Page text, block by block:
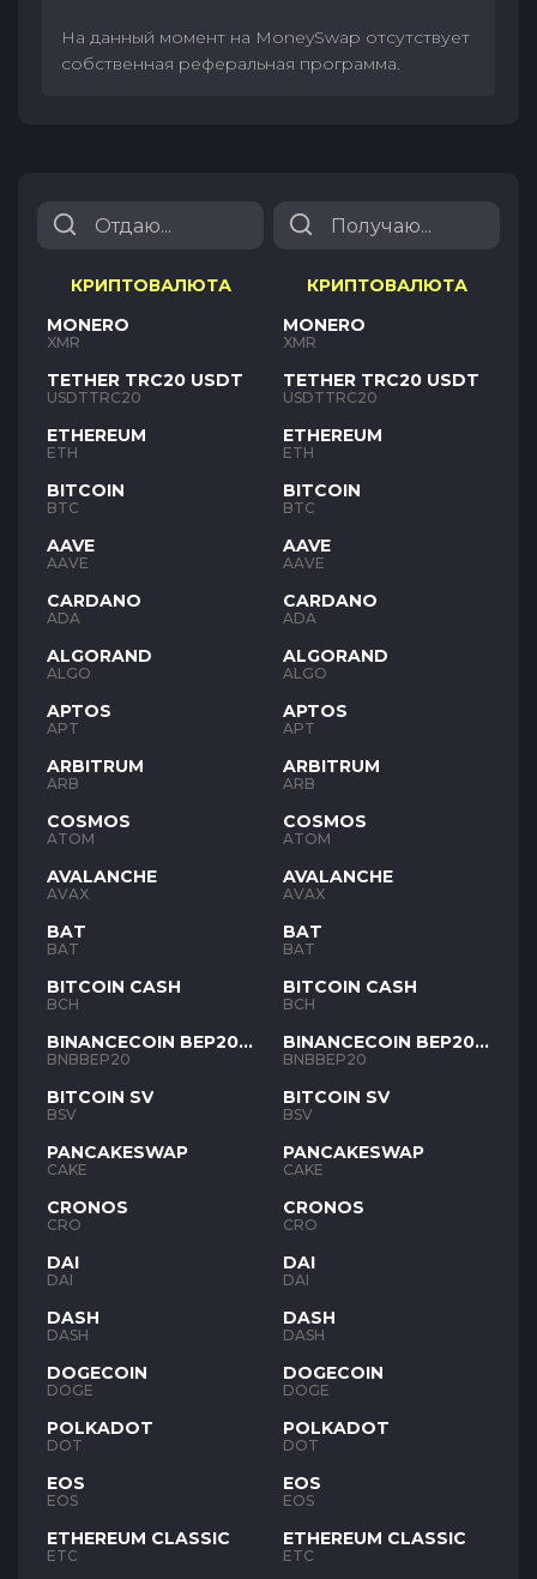
На данный момент на MoneySwap отсутствует
собственная реферальная программа.
КРИПТОВАЛЮТА
MONERO
XMR
TETHER TRC20 USDT
USDTTRC20
ETHEREUM
ETH
BITCOIN
BTC
AAVE
AAVE
CARDANO
ADA
ALGORAND
ALGO
APTOS
APT
ARBITRUM
ARB
COSMOS
ATOM
AVALANCHE
AVAX
BAT
BAT
BITCOIN CASH
BCH
BINANCECOIN BEP20
BNB
BNBBEP20
BITCOIN SV
BSV
PANCAKESWAP
CAKE
CRONOS
CRO
DAI
DAI
DASH
DASH
DOGECOIN
DOGE
POLKADOT
DOT
EOS
EOS
ETHEREUM CLASSIC
ETC
КРИПТОВАЛЮТА
MONERO
XMR
TETHER TRC20 USDT
USDTTRC20
ETHEREUM
ETH
BITCOIN
BTC
AAVE
AAVE
CARDANO
ADA
ALGORAND
ALGO
APTOS
APT
ARBITRUM
ARB
COSMOS
ATOM
AVALANCHE
AVAX
BAT
BAT
BITCOIN CASH
BCH
BINANCECOIN BEP20
BNB
BNBBEP20
BITCOIN SV
BSV
PANCAKESWAP
CAKE
CRONOS
CRO
DAI
DAI
DASH
DASH
DOGECOIN
DOGE
POLKADOT
DOT
EOS
EOS
ETHEREUM CLASSIC
ETC